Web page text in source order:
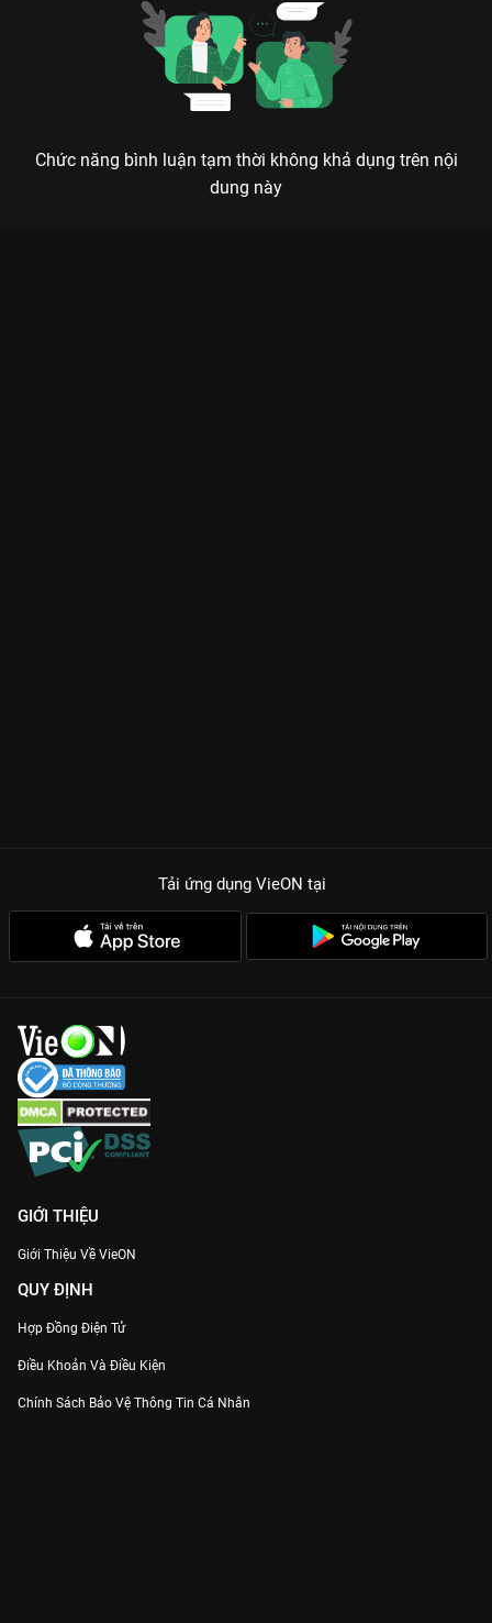
Chức năng bình luận tạm thời không khả dụng trên nội
dung này
Tải ứng dụng VieON tại
GIỚI THIỆU
Giới Thiệu Về VieON
QUY ĐỊNH
Hợp Đồng Điện Tử
Điều Khoản Và Điều Kiện
Chính Sách Bảo Vệ Thông Tin Cá Nhân